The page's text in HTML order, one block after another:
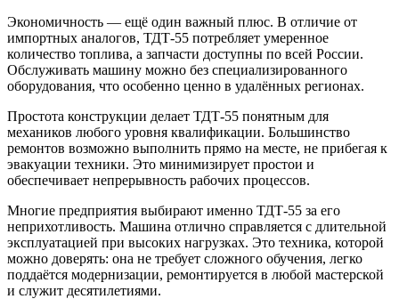
Экономичность — ещё один важный плюс. В отличие от
импортных аналогов, ТДТ-55 потребляет умеренное
количество топлива, а запчасти доступны по всей России.
Обслуживать машину можно без специализированного
оборудования, что особенно ценно в удалённых регионах.
Простота конструкции делает ТДТ-55 понятным для
механиков любого уровня квалификации. Большинство
ремонтов возможно выполнить прямо на месте, не прибегая к
эвакуации техники. Это минимизирует простои и
обеспечивает непрерывность рабочих процессов.
Многие предприятия выбирают именно ТДТ-55 за его
неприхотливость. Машина отлично справляется с длительной
эксплуатацией при высоких нагрузках. Это техника, которой
можно доверять: она не требует сложного обучения, легко
поддаётся модернизации, ремонтируется в любой мастерской
и служит десятилетиями.